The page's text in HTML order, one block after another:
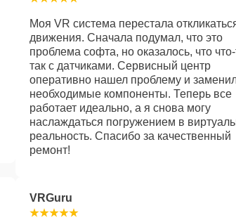
Моя VR система перестала
движения. Сначала подумал, что это
проблема софта, но оказалось, что
так с датчиками. Сервисный центр
оперативно нашел проблему и
необходимые компоненты. Теперь все
работает идеально, а я снова могу
наслаждаться погружением в
реальность. Спасибо за качественный
ремонт!
VRGuru